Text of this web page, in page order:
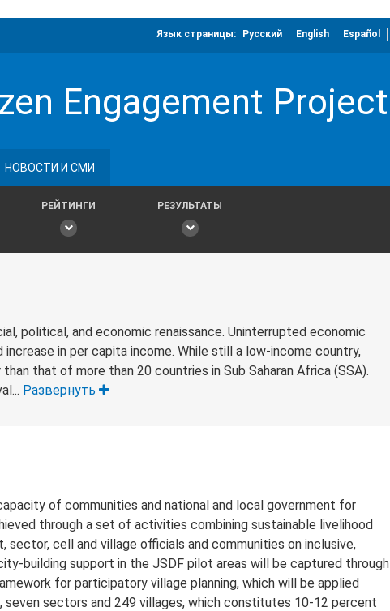
Язык страницы: Русский English Español
Engagement Project
НОВОСТИ И СМИ
РЕЙТИНГИ РЕЗУЛЬТАТЫ
political, and economic renaissance. Uninterrupted economic
in per capita income. While still a low‐income country,
that of more than 20 countries in Sub Saharan Africa (SSA).
Развернуть
of communities and national and local government for
through a set of activities combining sustainable livelihood
cell and village officials and communities on inclusive,
building support in the JSDF pilot areas will be captured through
for participatory village planning, which will be applied
sectors and 249 villages, which constitutes 10-12 percent